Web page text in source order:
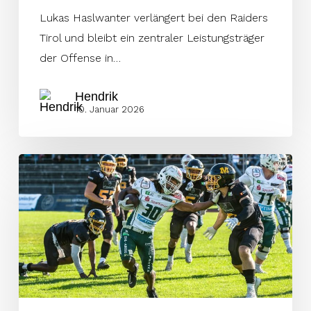
Lukas Haslwanter verlängert bei den Raiders
Tirol und bleibt ein zentraler Leistungsträger
der Offense in…
Hendrik
10. Januar 2026
Unicorns
halten
Running
Back
Jerome
Manyema